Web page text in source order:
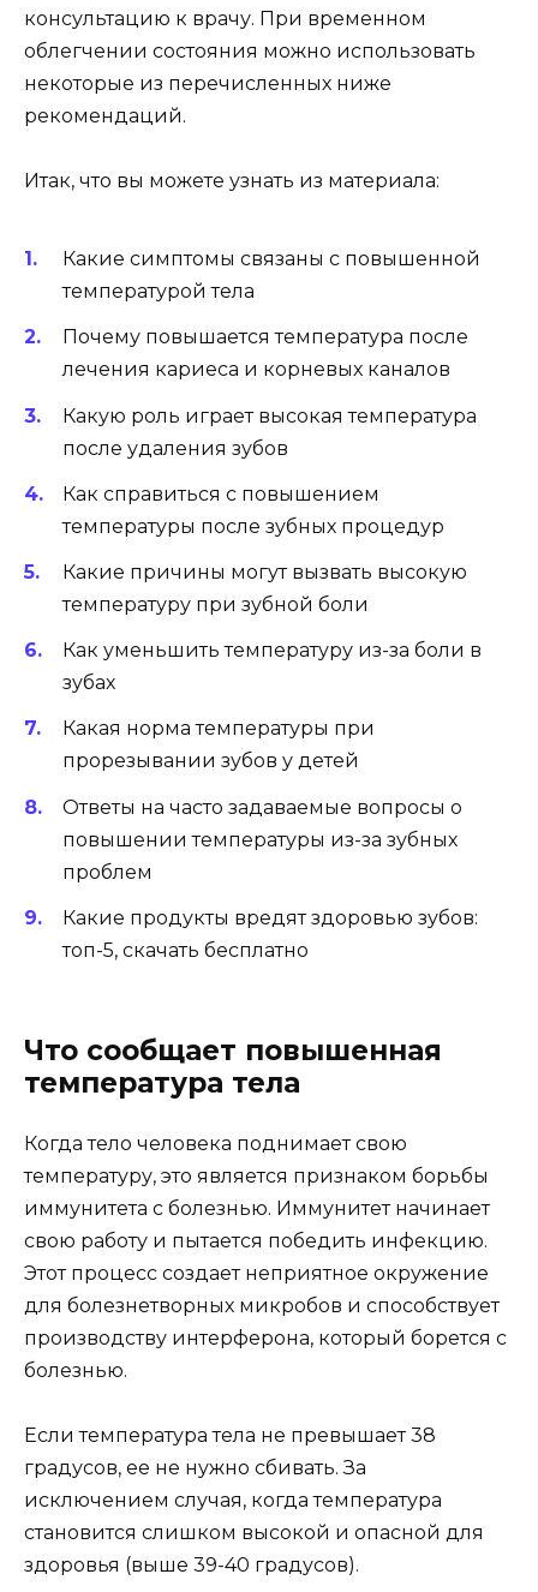
консультацию к врачу. При временном
облегчении состояния можно использовать
некоторые из перечисленных ниже
рекомендаций.
Итак, что вы можете узнать из материала:
Какие симптомы связаны с повышенной
температурой тела
Почему повышается температура после
лечения кариеса и корневых каналов
Какую роль играет высокая температура
после удаления зубов
Как справиться с повышением
температуры после зубных процедур
Какие причины могут вызвать высокую
температуру при зубной боли
Как уменьшить температуру из-за боли в
зубах
Какая норма температуры при
прорезывании зубов у детей
Ответы на часто задаваемые вопросы о
повышении температуры из-за зубных
проблем
Какие продукты вредят здоровью зубов:
топ-5, скачать бесплатно
Что сообщает повышенная
температура тела
Когда тело человека поднимает свою
температуру, это является признаком борьбы
иммунитета с болезнью. Иммунитет начинает
свою работу и пытается победить инфекцию.
Этот процесс создает неприятное окружение
для болезнетворных микробов и способствует
производству интерферона, который борется с
болезнью.
Если температура тела не превышает 38
градусов, ее не нужно сбивать. За
исключением случая, когда температура
становится слишком высокой и опасной для
здоровья (выше 39-40 градусов).